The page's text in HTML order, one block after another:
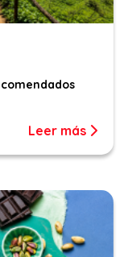
Leer más